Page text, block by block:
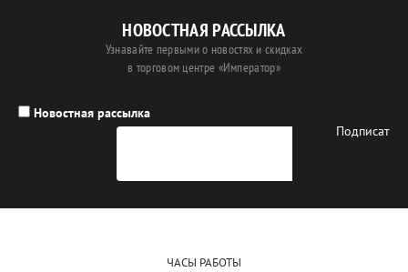
НОВОСТНАЯ РАССЫЛКА
Узнавайте первыми о новостях и скидках
в торговом центре «Император»
Новостная рассылка
ЧАСЫ РАБОТЫ